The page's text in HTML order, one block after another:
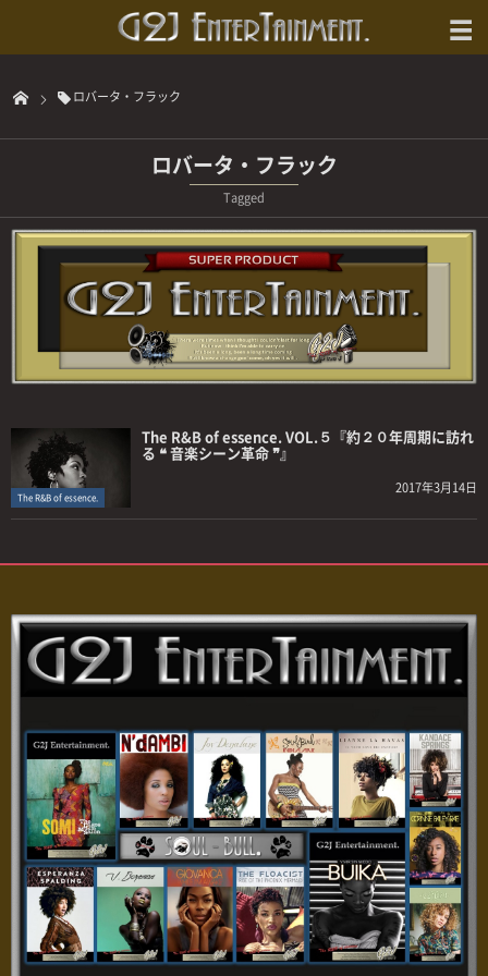
ロバータ・フラック
ロバータ・フラック
Tagged
The R&B of essence.
The R&B of essence. VOL.５『約２０年周期に訪れ
る ❝ 音楽シーン革命 ❞』
2017年3月14日